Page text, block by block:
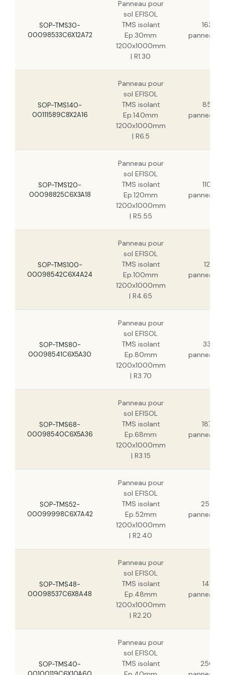
Panneau pour sol EFISOL TMS isolant
Ep.80mm 1200x1000mm | R3.70
Panneau pour sol EFISOL TMS isolant
Ep.100mm 1200x1000mm | R4.65
Panneau pour sol EFISOL TMS isolant
Ep.120mm 1200x1000mm | R5.55
Panneau pour sol EFISOL TMS isolant
Ep.140mm 1200x1000mm | R6.5
SOP-TMS30-
00098533C6X12A72
Panneau pour
sol EFISOL
TMS isolant
Ep.30mm
1200x1000mm
| R1.30
163
SOP-TMS140-
00111589C8X2A16
Panneau pour
sol EFISOL
TMS isolant
Ep.140mm
1200x1000mm
| R6.5
85
SOP-TMS120-
00098825C6X3A18
Panneau pour
sol EFISOL
TMS isolant
Ep.120mm
1200x1000mm
| R5.55
110
SOP-TMS100-
00098542C6X4A24
Panneau pour
sol EFISOL
TMS isolant
Ep.100mm
1200x1000mm
| R4.65
12
SOP-TMS80-
00098541C6X5A30
Panneau pour
sol EFISOL
TMS isolant
Ep.80mm
1200x1000mm
| R3.70
33
SOP-TMS68-
00098540C6X5A36
Panneau pour
sol EFISOL
TMS isolant
Ep.68mm
1200x1000mm
| R3.15
187
SOP-TMS52-
00099998C6X7A42
Panneau pour
sol EFISOL
TMS isolant
Ep.52mm
1200x1000mm
| R2.40
252
SOP-TMS48-
00098537C6X8A48
Panneau pour
sol EFISOL
TMS isolant
Ep.48mm
1200x1000mm
| R2.20
141
SOP-TMS40-
Panneau pour
sol EFISOL
TMS isolant
250